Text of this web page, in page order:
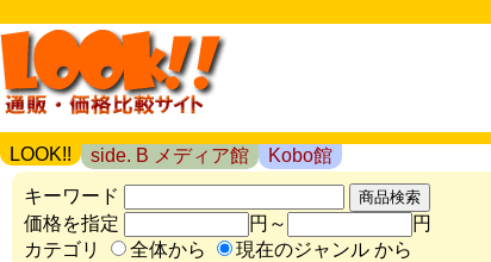
LOOK!! side. B メディア館
Kobo館
キーワード
価格を指定
円～
円
カテゴリ
全体から 現在のジャンル から